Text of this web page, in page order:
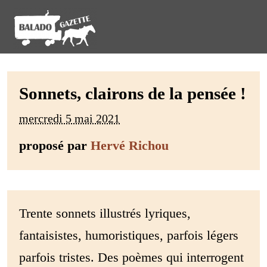
Sonnets, clairons de la pensée !
mercredi 5 mai 2021
proposé par Hervé Richou
Trente sonnets illustrés lyriques,
fantaisistes, humoristiques, parfois légers
parfois tristes. Des poèmes qui interrogent